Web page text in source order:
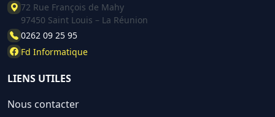
72 Rue François de Mahy
97450 Saint Louis – La Réunion
0262 09 25 95
Fd Informatique
LIENS UTILES
Nous contacter